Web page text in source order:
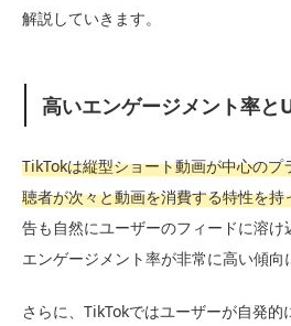
解説していきます。
高いエンゲージメント率と
TikTokは縦型ショート動画が中心の
聴者が次々と動画を消費する特性を持
告も自然にユーザーのフィードに溶
エンゲージメント率が非常に高い傾向
さらに、TikTokではユーザーが自発